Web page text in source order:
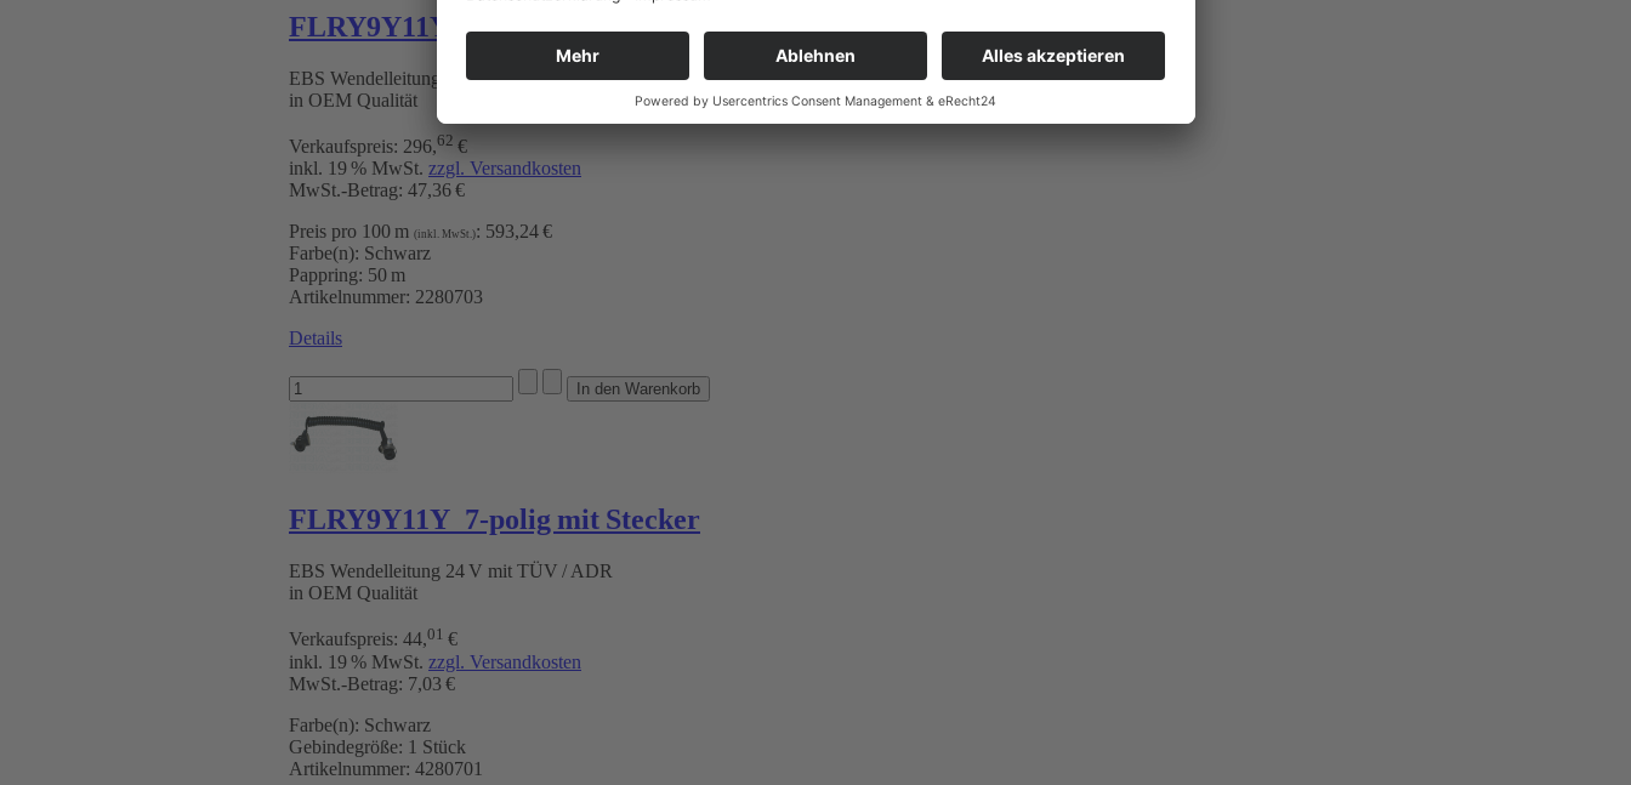
FLRY9Y11Y 7-polig Meterware
EBS Wendelleitung 24 V mit TÜV / ADR
in OEM Qualität
Verkaufspreis: 296,62 €
inkl. 19 % MwSt. zzgl. Versandkosten
MwSt.-Betrag: 47,36 €
Preis pro 100 m (inkl. MwSt.): 593,24 €
Farbe(n): Schwarz
Pappring: 50 m
Artikelnummer: 2280703
Details
FLRY9Y11Y 7-polig mit Stecker
EBS Wendelleitung 24 V mit TÜV / ADR
in OEM Qualität
Verkaufspreis: 44,01 €
inkl. 19 % MwSt. zzgl. Versandkosten
MwSt.-Betrag: 7,03 €
Farbe(n): Schwarz
Gebindegröße: 1 Stück
Artikelnummer: 4280701